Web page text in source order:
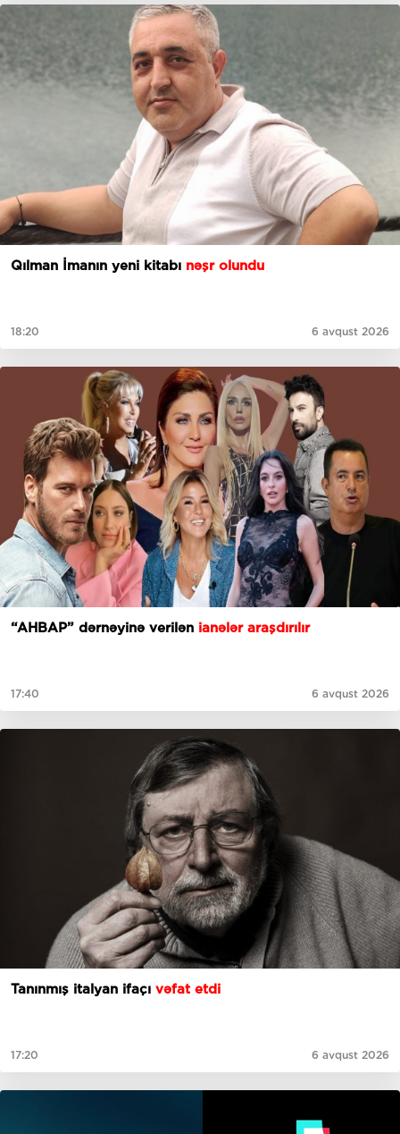
Qılman İmanın yeni kitabı nəşr olundu
18:20 6 avqust 2026
“AHBAP” dərnəyinə verilən ianələr araşdırılır
17:40 6 avqust 2026
Tanınmış italyan ifaçı vəfat etdi
17:20 6 avqust 2026